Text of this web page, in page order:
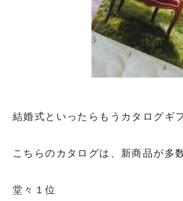
結婚式といったらもうカタログギ
こちらのカタログは、新商品が多
堂々１位